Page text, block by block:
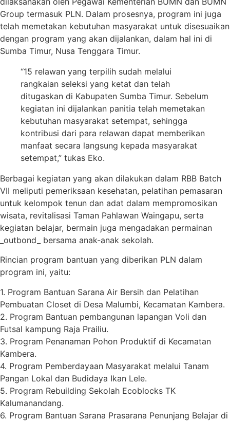
Group termasuk PLN. Dalam prosesnya, program ini juga
telah memetakan kebutuhan masyarakat untuk disesuaikan
dengan program yang akan dijalankan, dalam hal ini di
Sumba Timur, Nusa Tenggara Timur.
“15 relawan yang terpilih sudah melalui
rangkaian seleksi yang ketat dan telah
ditugaskan di Kabupaten Sumba Timur. Sebelum
kegiatan ini dijalankan panitia telah memetakan
kebutuhan masyarakat setempat, sehingga
kontribusi dari para relawan dapat memberikan
manfaat secara langsung kepada masyarakat
setempat,” tukas Eko.
Berbagai kegiatan yang akan dilakukan dalam RBB Batch
VII meliputi pemeriksaan kesehatan, pelatihan pemasaran
untuk kelompok tenun dan adat dalam mempromosikan
wisata, revitalisasi Taman Pahlawan Waingapu, serta
kegiatan belajar, bermain juga mengadakan permainan
_outbond_ bersama anak-anak sekolah.
Rincian program bantuan yang diberikan PLN dalam
program ini, yaitu:
1. Program Bantuan Sarana Air Bersih dan Pelatihan
Pembuatan Closet di Desa Malumbi, Kecamatan Kambera.
2. Program Bantuan pembangunan lapangan Voli dan
Futsal kampung Raja Prailiu.
3. Program Penanaman Pohon Produktif di Kecamatan
Kambera.
4. Program Pemberdayaan Masyarakat melalui Tanam
Pangan Lokal dan Budidaya Ikan Lele.
5. Program Rebuilding Sekolah Ecoblocks TK
Kalumanandang.
6. Program Bantuan Sarana Prasarana Penunjang Belajar di